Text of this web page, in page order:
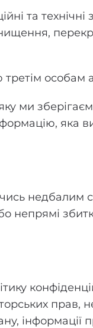
та
особам
ми
яка
непрямі
прав,
інформації